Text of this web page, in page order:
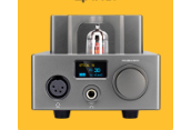
ч
с
т
о